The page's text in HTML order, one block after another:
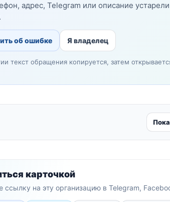
адрес, Telegram или описание
об ошибке Я владелец
текст обращения копируется, затем
карточкой
ссылку на эту организацию в Telegram,